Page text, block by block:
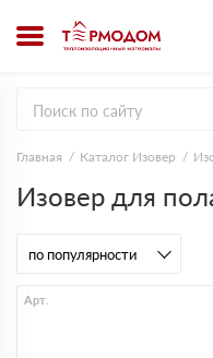
Главная Каталог Изовер
Изовер для
Арт.